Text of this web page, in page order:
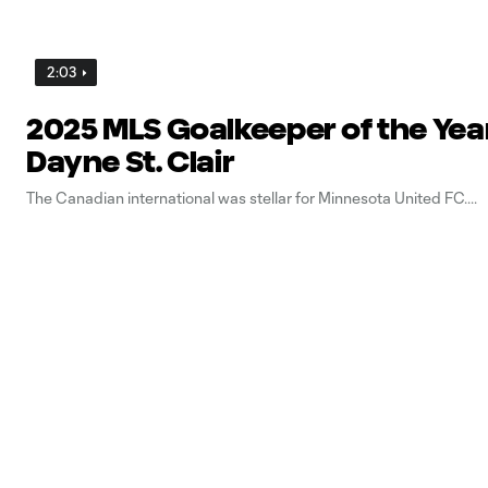
2:03
2025 MLS Goalkeeper of the
Dayne St. Clair
The Canadian international was stellar for Minnesota United FC.